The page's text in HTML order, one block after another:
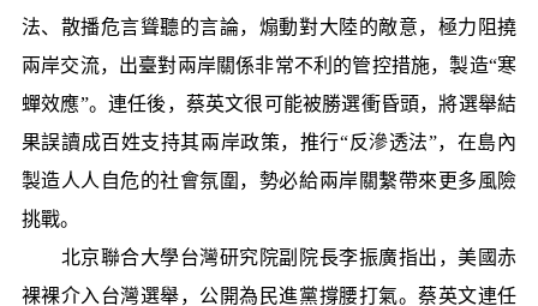
法、散播危言聳聽的言論，煽動對大陸的敵意，極力阻撓
兩岸交流，出臺對兩岸關係非常不利的管控措施，製造“寒
蟬效應”。連任後，蔡英文很可能被勝選衝昏頭，將選舉結
果誤讀成百姓支持其兩岸政策，推行“反滲透法”，在島內
製造人人自危的社會氛圍，勢必給兩岸關繫帶來更多風險
挑戰。
北京聯合大學台灣研究院副院長李振廣指出，美國赤
裸裸介入台灣選舉，公開為民進黨撐腰打氣。蔡英文連任